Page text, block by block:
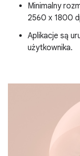
Minimalny
2560 x 1800
Aplikacje są
użytkownika.